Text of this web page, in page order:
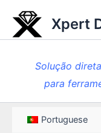
para
Xpert
Solução
para
Portuguese